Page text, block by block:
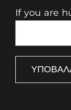
If you are